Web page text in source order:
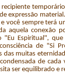
expressão
e você sempre terá
aquela conexão
"Eu Espiritual",
de "Si
muitas
de
ser equilibrado e